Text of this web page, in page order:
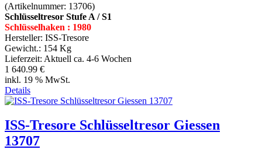
(Artikelnummer: 13706)
Schlüsseltresor Stufe A / S1
Schlüsselhaken : 1980
Hersteller: ISS-Tresore
Gewicht.: 154 Kg
Lieferzeit: Aktuell ca. 4-6 Wochen
1 640.99 €
inkl. 19 % MwSt.
Details
ISS-Tresore Schlüsseltresor Giessen
13707